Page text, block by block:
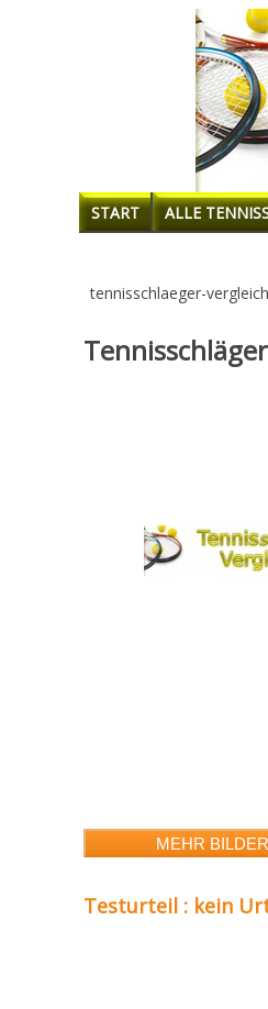
START ALLE
tennisschlaeger-
Testurteil : kein